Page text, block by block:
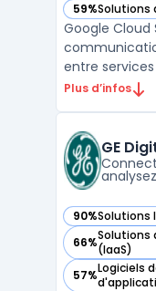
59%Solutions
— voir Google
Google Cloud
entre
organisations
cas de
Plus d’infos
GE
90%Solutions
— voir GE
66%Solutions
(IaaS)
— voir GE
57%Logiciels
— voir GE